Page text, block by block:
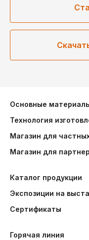
Основные
Технология
Магазин для
Магазин для
Каталог продукции
Экспозиции на
Сертификаты
Горячая линия